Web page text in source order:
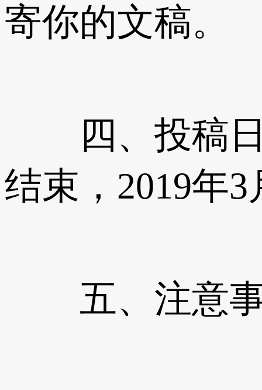
寄你的文稿。
四、投稿日
结束，2019年
五、注意事